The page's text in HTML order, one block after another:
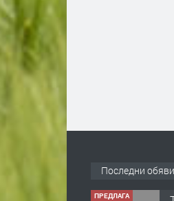
Последни обяви
ПРЕДЛАГА